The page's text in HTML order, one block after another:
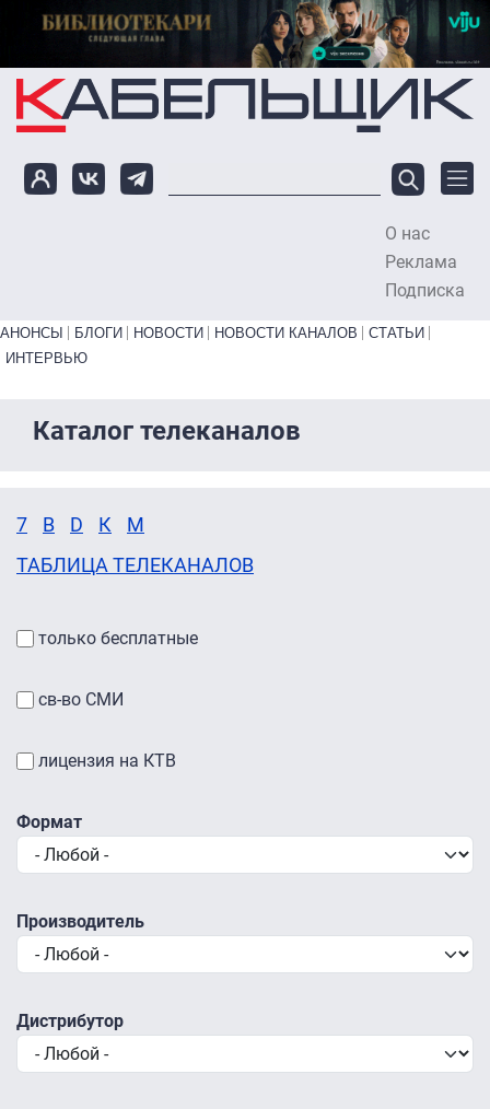
Перейти к основному содержанию
О нас
Реклама
Подписка
Primary links bottom
АНОНСЫ БЛОГИ НОВОСТИ НОВОСТИ КАНАЛОВ
СТАТЬИ
ИНТЕРВЬЮ
Каталог телеканалов
7 B D К
М
ТАБЛИЦА ТЕЛЕКАНАЛОВ
только бесплатные
св-во СМИ
лицензия на КТВ
Формат
Производитель
Дистрибутор